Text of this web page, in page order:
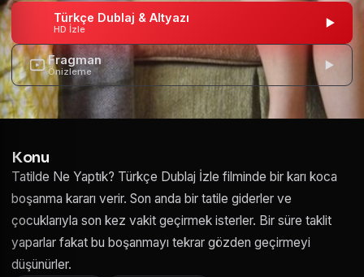
Türkçe Dublaj & Altyazı
HD İzle
Fragman
Önizleme
Konu
Tatilde Ne Yaptık? Türkçe Dublaj İzle filminde bir karı koca
boşanma kararı verir. Son anda bir tatile giderler ve
çocuklarıyla son kez vakit geçirmek isterler. Bir süre taklit
yaparlar fakat bu boşanmayı tekrar gözden geçirmeyi
düşünürler.